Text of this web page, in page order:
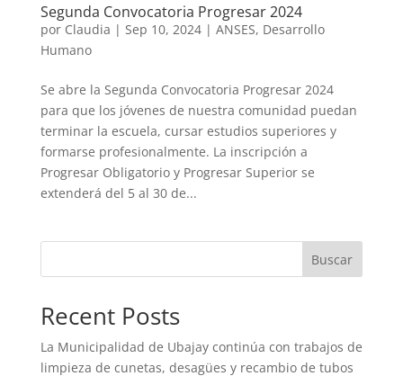
Segunda Convocatoria Progresar 2024
por Claudia | Sep 10, 2024| ANSES, Desarrollo
Humano
Se abre la Segunda Convocatoria Progresar 2024
para que los jóvenes de nuestra comunidad puedan
terminar la escuela, cursar estudios superiores y
formarse profesionalmente. La inscripción a
Progresar Obligatorio y Progresar Superior se
extenderá del 5 al 30 de...
Buscar
Recent Posts
La Municipalidad de Ubajay continúa con trabajos de
limpieza de cunetas, desagües y recambio de tubos